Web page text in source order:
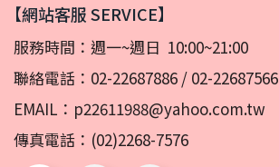
【網站客服 SERVICE】
服務時間：週一~週日 10:00~21:00
聯絡電話： 02-22687886 / 02-22687566
EMAIL： p22611988@yahoo.com.tw
傳真電話：(02)2268-7576